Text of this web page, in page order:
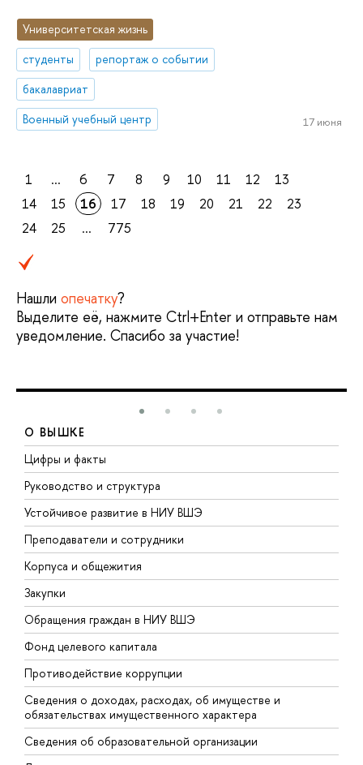
Университетская жизнь
студенты
репортаж о событии
бакалавриат
Военный учебный центр
17 июня
1 ... 6 7 8 9 10 11 12
13
14
15 16 17 18 19 20 21 22
23
24
25 ... 775
Нашли опечатку?
Выделите её, нажмите Ctrl+Enter и отправьте нам
уведомление. Спасибо за участие!
О ВЫШКЕ
Цифры и факты
Руководство и структура
Устойчивое развитие в НИУ ВШЭ
Преподаватели и сотрудники
Корпуса и общежития
Закупки
Обращения граждан в НИУ ВШЭ
Фонд целевого капитала
Противодействие коррупции
Сведения о доходах, расходах, об имуществе и
обязательствах имущественного характера
Сведения об образовательной организации